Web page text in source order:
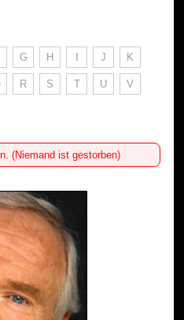
G H I J K
R S T U V
(Niemand ist gestorben)